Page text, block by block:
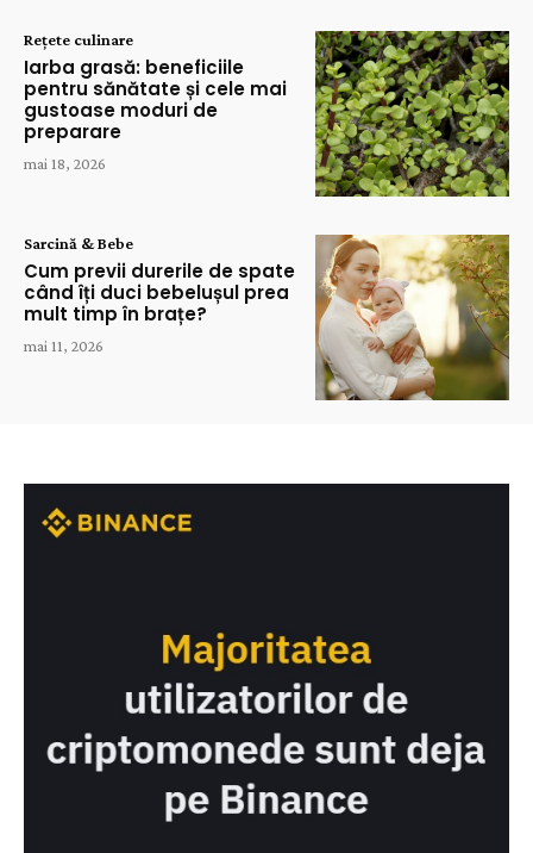
Rețete culinare
Iarba grasă: beneficiile
pentru sănătate și cele mai
gustoase moduri de
preparare
mai 18, 2026
Sarcină & Bebe
Cum previi durerile de spate
când îți duci bebelușul prea
mult timp în brațe?
mai 11, 2026